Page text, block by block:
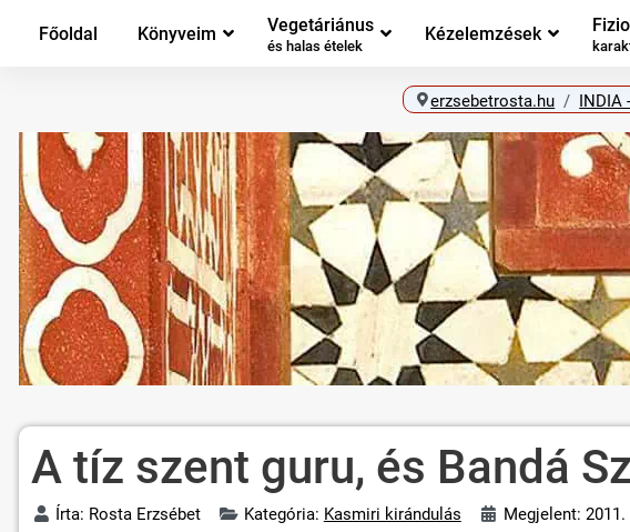
Főoldal Könyveim Vegetáriánus
és halas ételek
Kézelemzések
erzsebetrosta.hu INDIA
A tíz szent guru, és Bandá
Írta: Rosta Erzsébet Kategória: Kasmiri kirándulás Megjelent: 2011.